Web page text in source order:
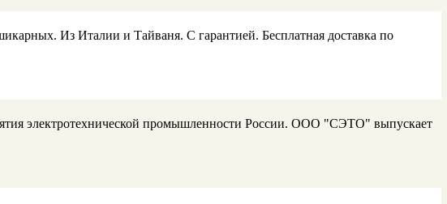
Из Италии и Тайваня. С гарантией. Бесплатная доставка по
электротехнической промышленности России. ООО "СЭТО" выпускает